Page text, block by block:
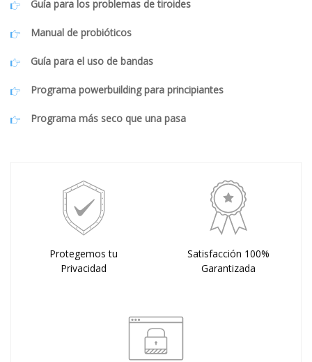
Guía para los problemas de tiroides
Manual de probióticos
Guía para el uso de bandas
Programa powerbuilding para principiantes
Programa más seco que una pasa
Protegemos tu
Privacidad
Satisfacción 100%
Garantizada